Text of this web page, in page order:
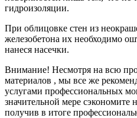
гидроизоляции.
При облицовке стен из
железобетона их необходимо
нанеся насечки.
Внимание! Несмотря на всю
материалов , мы все же
услугами профессиональных
значительной мере сэкономите
получив в итоге